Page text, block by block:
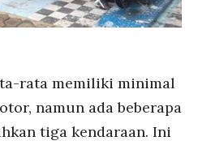
rata memiliki minimal
namun ada beberapa
tiga kendaraan. Ini